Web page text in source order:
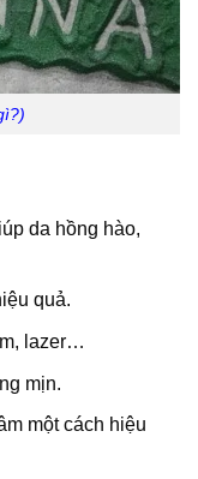
da hồng hào,
quả.
lazer…
mịn.
một cách hiệu